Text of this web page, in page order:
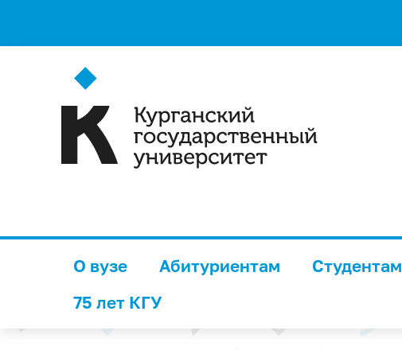
О вузе Абитуриентам Студентам
75 лет КГУ